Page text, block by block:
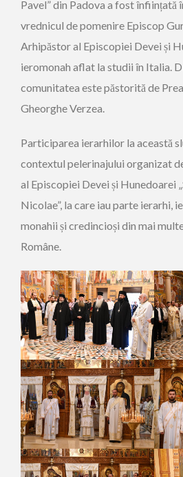
Pavel” din Padova a fost înființată
vrednicul de pomenire Episcop
Arhipăstor al Episcopiei Devei și
ieromonah aflat la studii în Italia.
comunitatea este păstorită de
Gheorghe Verzea.
Participarea ierarhilor la această
contextul pelerinajului organizat
al Episcopiei Devei și Hunedoarei
Nicolae”, la care iau parte ierarhi,
monahii și credincioși din mai
Române.